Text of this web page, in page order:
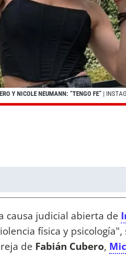
Y NICOLE NEUMANN: “TENGO FE” |
causa judicial abierta de
física y
de Fabián Cubero,